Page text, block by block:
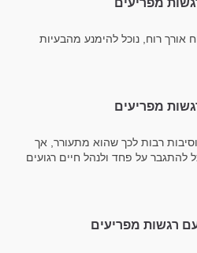
אורך רוח, נוכל להימנע מהבעיות
מפריעים
רבות לכך שהוא מתעורר, אך
להתגבר על פחד ולנהל חיים רגועים
רגשות מפריעים